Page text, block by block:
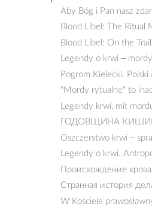
Aby Bóg i Pan nasz
Blood Libel: The Ritual
Blood Libel: On the
Legendy o krwi –
Pogrom Kielecki. Polski
"Mordy rytualne" to
Legendy krwi, mit
ГОДОВЩИНА
Oszczerstwo krwi –
Legendy o krwi.
Происхождение
Странная история
W Kościele